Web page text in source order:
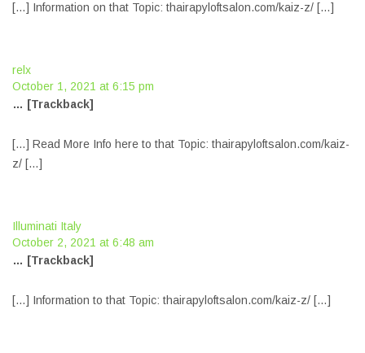
[…] Information on that Topic: thairapyloftsalon.com/kaiz-z/ […]
relx
October 1, 2021 at 6:15 pm
… [Trackback]
[…] Read More Info here to that Topic: thairapyloftsalon.com/kaiz-
z/ […]
Illuminati Italy
October 2, 2021 at 6:48 am
… [Trackback]
[…] Information to that Topic: thairapyloftsalon.com/kaiz-z/ […]